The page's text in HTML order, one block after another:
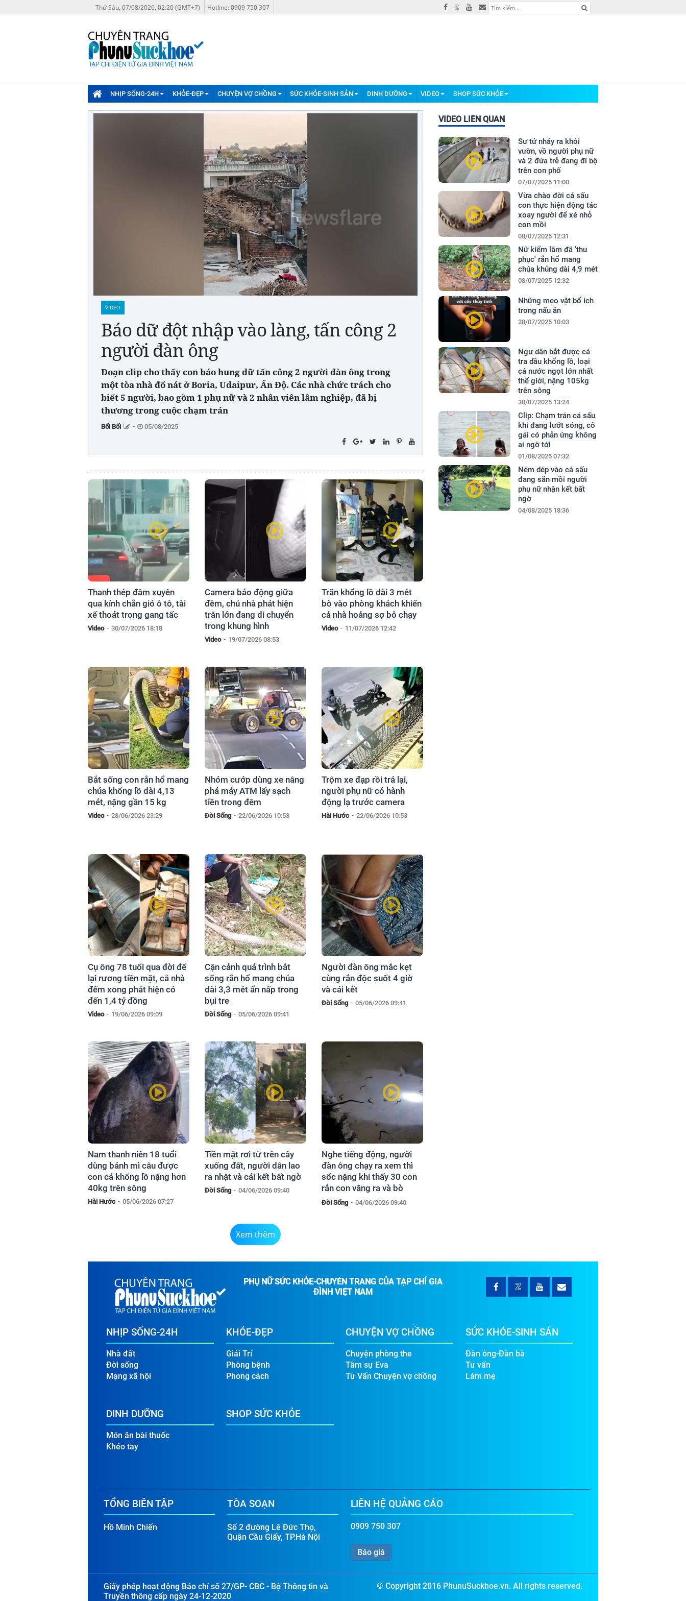
Thứ Sáu, 07/08/2026, 02:20 (GMT+7) Hotline: 0909 750 307
NHỊP SỐNG-24H KHỎE-ĐẸP CHUYỆN VỢ CHỒNG SỨC KHỎE-SINH SẢN DINH DƯỠNG VIDEO SHOP SỨC KHỎE
VIDEO
Báo dữ đột nhập vào làng, tấn công 2
người đàn ông
Đoạn clip cho thấy con báo hung dữ tấn công 2 người đàn ông trong
một tòa nhà đổ nát ở Boria, Udaipur, Ấn Độ. Các nhà chức trách cho
biết 5 người, bao gồm 1 phụ nữ và 2 nhân viên lâm nghiệp, đã bị
thương trong cuộc chạm trán
Bối Bối - 05/08/2025
Thanh thép đâm xuyên
qua kính chắn gió ô tô, tài
xế thoát trong gang tấc
Video - 30/07/2026 18:18
Camera báo động giữa
đêm, chủ nhà phát hiện
trăn lớn đang di chuyển
trong khung hình
Video - 19/07/2026 08:53
Trăn khổng lồ dài 3 mét
bò vào phòng khách khiến
cả nhà hoảng sợ bỏ chạy
Video - 11/07/2026 12:42
Bắt sống con rắn hổ mang
chúa khổng lồ dài 4,13
mét, nặng gần 15 kg
Video - 28/06/2026 23:29
Nhóm cướp dùng xe nâng
phá máy ATM lấy sạch
tiền trong đêm
Đời Sống - 22/06/2026 10:53
Trộm xe đạp rồi trả lại,
người phụ nữ có hành
động lạ trước camera
Hài Hước - 22/06/2026 10:53
Cụ ông 78 tuổi qua đời để
lại rương tiền mặt, cả nhà
đếm xong phát hiện có
đến 1,4 tỷ đồng
Video - 19/06/2026 09:09
Cận cảnh quá trình bắt
sống rắn hổ mang chúa
dài 3,3 mét ẩn nấp trong
bụi tre
Đời Sống - 05/06/2026 09:41
Người đàn ông mắc kẹt
cùng rắn độc suốt 4 giờ
và cái kết
Đời Sống - 05/06/2026 09:41
Nam thanh niên 18 tuổi
dùng bánh mì câu được
con cá khổng lồ nặng hơn
40kg trên sông
Hài Hước - 05/06/2026 07:27
Tiền mặt rơi từ trên cây
xuống đất, người dân lao
ra nhặt và cái kết bất ngờ
Đời Sống - 04/06/2026 09:40
Nghe tiếng động, người
đàn ông chạy ra xem thì
sốc nặng khi thấy 30 con
rắn con văng ra và bò
khắp đường
Đời Sống - 04/06/2026 09:40
Xem thêm
VIDEO LIÊN QUAN
Sư tử nhảy ra khỏi
vườn, vồ người phụ nữ
và 2 đứa trẻ đang đi bộ
trên con phố
07/07/2025 11:00
Vừa chào đời cá sấu
con thực hiện động tác
xoay người để xé nhỏ
con mồi
08/07/2025 12:31
Nữ kiểm lâm đã 'thu
phục' rắn hổ mang
chúa khủng dài 4,9 mét
08/07/2025 12:32
Những mẹo vặt bổ ích
trong nấu ăn
28/07/2025 10:03
Ngư dân bắt được cá
tra dầu khổng lồ, loại
cá nước ngọt lớn nhất
thế giới, nặng 105kg
trên sông
30/07/2025 13:24
Clip: Chạm trán cá sấu
khi đang lướt sóng, cô
gái có phản ứng không
ai ngờ tới
01/08/2025 07:32
Ném dép vào cá sấu
đang săn mồi người
phụ nữ nhận kết bất
ngờ
04/08/2025 18:36
PHỤ NỮ SỨC KHỎE-CHUYÊN TRANG CỦA TẠP CHÍ GIA
ĐÌNH VIỆT NAM
NHỊP SỐNG-24H
Nhà đất
Đời sống
Mạng xã hội
KHỎE-ĐẸP
Giải Trí
Phòng bệnh
Phong cách
CHUYỆN VỢ CHỒNG
Chuyện phòng the
Tâm sự Eva
Tư Vấn Chuyện vợ chồng
SỨC KHỎE-SINH SẢN
Đàn ông-Đàn bà
Tư vấn
Làm mẹ
DINH DƯỠNG
Món ăn bài thuốc
Khéo tay
SHOP SỨC KHỎE
TỔNG BIÊN TẬP
Hồ Minh Chiến
TÒA SOẠN
Số 2 đường Lê Đức Thọ,
Quận Cầu Giấy, TP.Hà Nội
LIÊN HỆ QUẢNG CÁO
0909 750 307
Báo giá
Giấy phép hoạt động Báo chí số 27/GP- CBC - Bộ Thông tin và
Truyền thông cấp ngày 24-12-2020
© Copyright 2016 PhunuSuckhoe.vn. All rights reserved.